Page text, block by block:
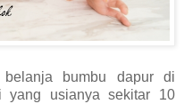
bumbu dapur di
yang usianya sekitar 10